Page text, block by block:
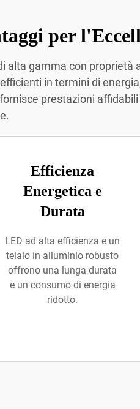
per
alta gamma con
in termini di
prestazioni
Efficienza
Energetica e
Durata
LED ad alta efficienza e un
telaio in alluminio robusto
offrono una lunga durata
e un consumo di energia
ridotto.